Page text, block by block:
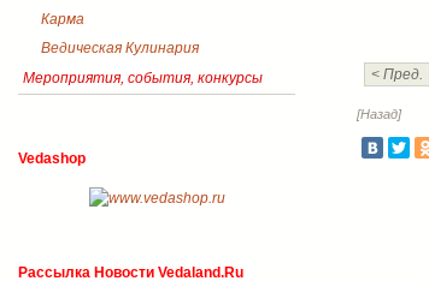
< Пред.
[Назад]
Карма
Ведическая Кулинария
Мероприятия, события, конкурсы
Vedashop
Рассылка Новости Vedaland.Ru